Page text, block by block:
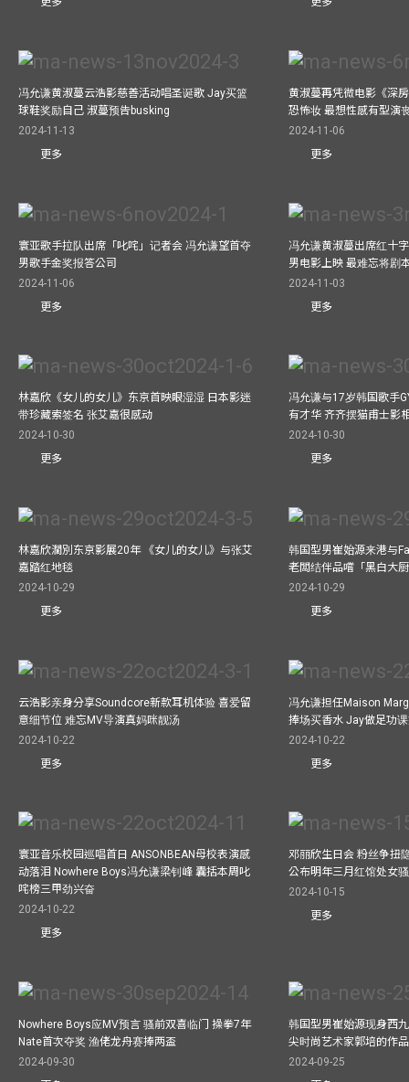
冯允谦黄淑蔓云浩影慈善活动唱圣诞歌 Jay买篮
球鞋奖励自己 淑蔓预告busking
2024-11-13
更多
黄淑蔓再凭微电影《深
恐怖妆 最想性感有型演
2024-11-06
更多
寰亚歌手拉队出席「叱咤」记者会 冯允谦望首夺
男歌手金奖报答公司
2024-11-06
更多
冯允谦黄淑蔓出席红十
男电影上映 最难忘将剧
2024-11-03
更多
林嘉欣《女儿的女儿》东京首映眼湿湿 日本影迷
带珍藏索签名 张艾嘉很感动
2024-10-30
更多
冯允谦与17岁韩国歌手
有才华 齐齐摆猫甫士影
2024-10-30
更多
林嘉欣濶別东京影展20年 《女儿的女儿》与张艾
嘉踏红地毯
2024-10-29
更多
韩国型男崔始源来港与
老闆结伴品嚐「黑白大
2024-10-29
更多
云浩影亲身分享Soundcore新款耳机体验 喜爱留
意细节位 难忘MV导演真妈咪靓汤
2024-10-22
更多
冯允谦担任Maison
捧场买香水 Jay做足功
2024-10-22
更多
寰亚音乐校园巡唱首日 ANSONBEAN母校表演感
动落泪 Nowhere Boys冯允谦梁钊峰 囊括本周叱
咤榜三甲劲兴奋
2024-10-22
更多
邓丽欣生日会 粉丝争扭
公布明年三月红馆处女
2024-10-15
更多
Nowhere Boys应MV预言 骚前双喜临门 操拳7年
Nate首次夺奖 渔佬龙舟赛捧两盃
2024-09-30
韩国型男崔始源现身西
尖时尚艺术家郭培的作
2024-09-25